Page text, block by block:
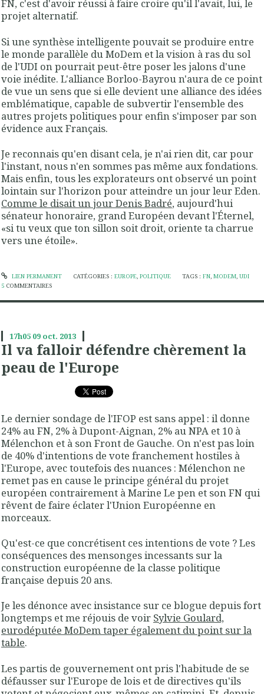
FN, c'est d'avoir réussi à faire croire qu'il l'avait, lui, le
projet alternatif.
Si une synthèse intelligente pouvait se produire entre
le monde parallèle du MoDem et la vision à ras du sol
de l'UDI on pourrait peut-être poser les jalons d'une
voie inédite. L'alliance Borloo-Bayrou n'aura de ce point
de vue un sens que si elle devient une alliance des idées
emblématique, capable de subvertir l'ensemble des
autres projets politiques pour enfin s'imposer par son
évidence aux Français.
Je reconnais qu'en disant cela, je n'ai rien dit, car pour
l'instant, nous n'en sommes pas même aux fondations.
Mais enfin, tous les explorateurs ont observé un point
lointain sur l'horizon pour atteindre un jour leur Eden.
Comme le disait un jour Denis Badré, aujourd'hui
sénateur honoraire, grand Européen devant l'Éternel,
«si tu veux que ton sillon soit droit, oriente ta charrue
vers une étoile».
LIEN PERMANENT CATÉGORIES : EUROPE, POLITIQUE TAGS :FN,MODEM,UDI
5 COMMENTAIRES
17h05 09 oct. 2013
Il va falloir défendre chèrement la
peau de l'Europe
Le dernier sondage de l'IFOP est sans appel : il donne
24% au FN, 2% à Dupont-Aignan, 2% au NPA et 10 à
Mélenchon et à son Front de Gauche. On n'est pas loin
de 40% d'intentions de vote franchement hostiles à
l'Europe, avec toutefois des nuances : Mélenchon ne
remet pas en cause le principe général du projet
européen contrairement à Marine Le pen et son FN qui
rêvent de faire éclater l'Union Européenne en
morceaux.
Qu'est-ce que concrétisent ces intentions de vote ? Les
conséquences des mensonges incessants sur la
construction européenne de la classe politique
française depuis 20 ans.
Je les dénonce avec insistance sur ce blogue depuis fort
longtemps et me réjouis de voir Sylvie Goulard,
eurodéputée MoDem taper également du point sur la
table.
Les partis de gouvernement ont pris l'habitude de se
défausser sur l'Europe de lois et de directives qu'ils